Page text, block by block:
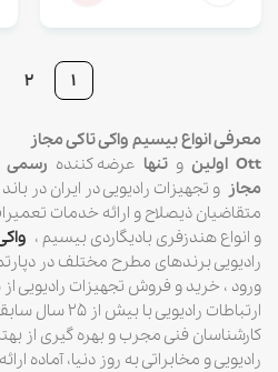
1
2
معرفی انواع بیسیم واکی تاکی مجاز
Ott اولین
و تنها عرضه کننده رسمی
مجاز
متقاضیان ذیصلاح و ارائه خدمات
و انواع هندزفری بادیگاردی بیسیم ،
رادیویی برندهای مطرح مختلف در
ورود ، خرید و فروش تجهیزات رادیویی
ارتباطات
کارشناسان فنی مجرب و بهره گیری از
رادیویی و مخابراتی به روز دنیا، آماده